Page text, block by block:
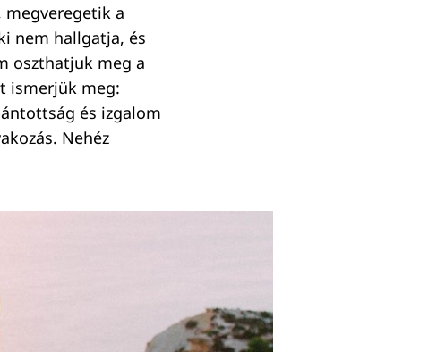
a
nem hallgatja, és
oszthatjuk meg a
ismerjük meg:
és izgalom
Nehéz